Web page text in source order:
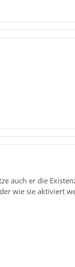
auch er die
wie sie aktiviert